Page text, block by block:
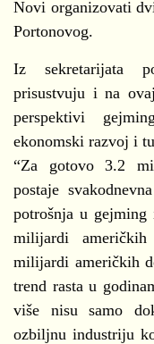
Novi organizovati
Portonovog.
Iz sekretarijata
prisustvuju i na
perspektivi
ekonomski razvoj i
“Za gotovo 3.2
postaje
potrošnja u
milijardi
milijardi američkih
trend rasta u
više nisu samo
ozbiljnu industriju